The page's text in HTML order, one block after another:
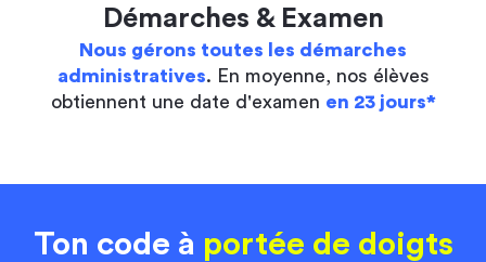
Démarches & Examen
Nous gérons toutes les démarches
administratives. En moyenne, nos élèves
obtiennent une date d'examen en 23 jours*
Ton code à portée de doigts